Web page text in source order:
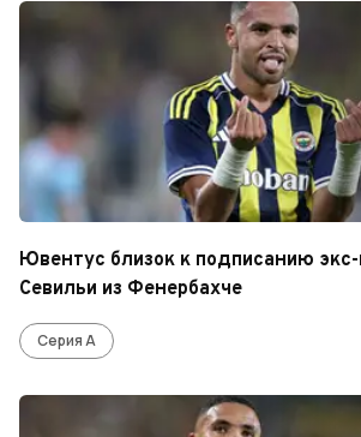
Ювентус близок к подписанию
Севильи из Фенербахче
Серия А